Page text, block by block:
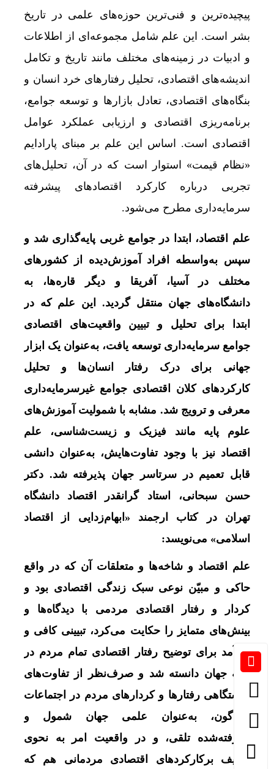
پیچیده‌ترین و فنی‌ترین حوزه‌های علمی در تاریخ
بشر است. این علم شامل مجموعه‌ای از اطلاعات
و ادبیات در زمینه‌های مختلف مانند تاریخ و تکامل
اندیشه‌های اقتصادی، تحلیل رفتارهای خرد انسان و
بنگاه‌های اقتصادی، تعادل بازارها و توسعه جوامع،
برنامه‌ریزی اقتصادی و ارزیابی عملکرد عوامل
اقتصادی است. اساس این علم بر مبنای پارادایم
«نظام قیمت» استوار است که در آن، تحلیل‌های
تجربی درباره کارکرد اقتصادهای پیشرفته
سرمایه‌داری مطرح می‌شود.
علم اقتصاد، ابتدا در جوامع غربی پایه‌گذاری شد و
سپس به‌واسطه افراد آموزش‌دیده از کشورهای
مختلف در آسیا، آفریقا و دیگر قاره‌ها، به
دانشگاه‌های جهان منتقل گردید. این علم که در
ابتدا برای تحلیل و تبیین واقعیت‌های اقتصادی
جوامع سرمایه‌داری توسعه یافت، به‌عنوان یک ابزار
جهانی برای درک رفتار انسان‌ها و تحلیل
کارکردهای کلان اقتصادی جوامع غیرسرمایه‌داری
معرفی و ترویج شد. مشابه با شمولیت آموزش‌های
علوم پایه مانند فیزیک و زیست‌شناسی، علم
اقتصاد نیز با وجود تفاوت‌هایش، به‌عنوان دانشی
قابل تعمیم در سرتاسر جهان پذیرفته شد. دکتر
حسن سبحانی، استاد گرانقدر اقتصاد دانشگاه
تهران در کتاب ارجمند «ابهام‌زدایی از اقتصاد
اسلامی» می‌نویسد:
علم اقتصاد و شاخه‌‏ها و متعلقات آن که در واقع
حاکی و مبیّن نوعی سبک زندگی اقتصادی بود و
کردار و رفتار اقتصادی مردمی با دیدگاه‏‌ها و
بینش‌‏‏های متمایز را حکایت می‏‌کرد، تبیینی کافی و
کارآمد برای توضیح رفتار اقتصادی تمام مردم در
همه جهان دانسته شد و صرف‌‏نظر از تفاوت‌‏های
خاستگاهی رفتارها و کردارهای مردم در اجتماعات
گوناگون، به‌‏عنوان علمی جهان شمول و
پذیرفته‌شده تلقی، و در واقعیت امر به نحوی
ظریف برکارکردهای اقتصادی مردمانی هم که